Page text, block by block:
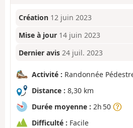
Création 12 juin 2023
Mise à jour 14 juin 2023
Dernier avis 24 juil. 2023
Activité : Randonnée
Distance : 8,30 km
Durée moyenne : 2h 50
Difficulté : Facile